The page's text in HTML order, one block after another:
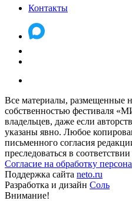
Контакты
Все материалы, размещенные
собственностью фестиваля
владельцев, даже если
указаны явно. Любое
письменного согласия
преследоваться в
Согласие на обработку
Поддержка сайта neto.ru
Разработка и дизайн Соль
Внимание!